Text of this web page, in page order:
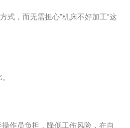
式，而无需担心“机床不好加工”这
作员负担，降低工伤风险，在自